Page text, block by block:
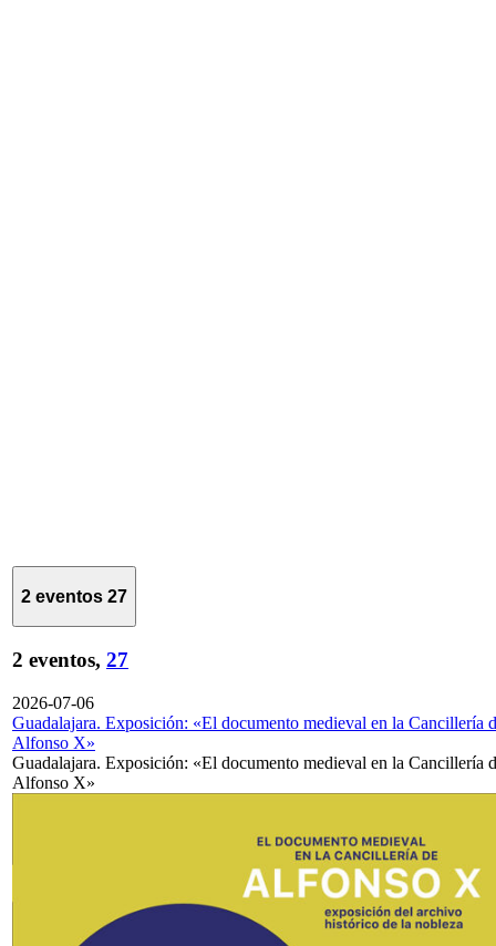
2 eventos 27
2 eventos, 27
2026-07-06
Guadalajara. Exposición: «El documento medieval en la Cancillería
Alfonso X»
Guadalajara. Exposición: «El documento medieval en la Cancillería
Alfonso X»